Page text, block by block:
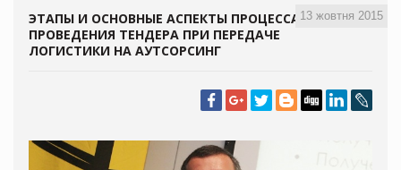
13 жовтня 2015
ЭТАПЫ И ОСНОВНЫЕ АСПЕКТЫ ПРОЦЕССА
ПРОВЕДЕНИЯ ТЕНДЕРА ПРИ ПЕРЕДАЧЕ
ЛОГИСТИКИ НА АУТСОРСИНГ